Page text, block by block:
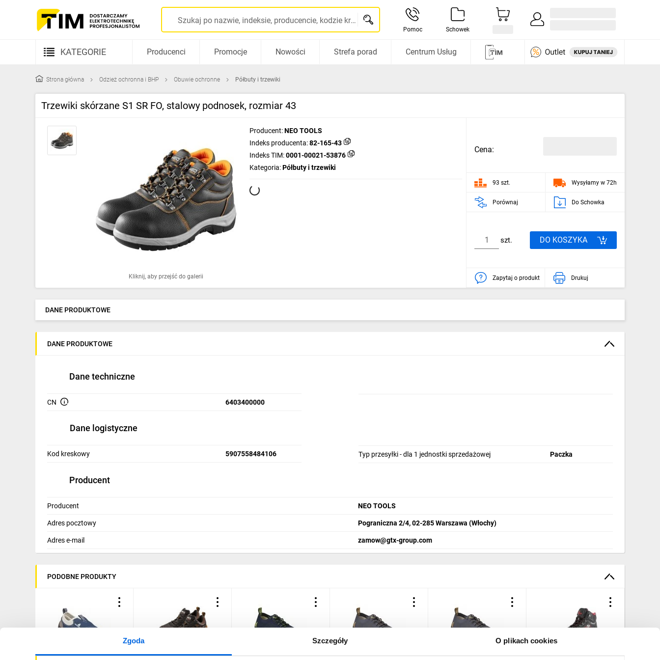
Zgoda Szczegóły O plikach cookies
Szukaj po nazwie, indeksie, producencie, kodzie kreskowym...
Pomoc Schowek
KATEGORIE
Kable i przewody
Elementy prowadzenia kabli
Oprawy oświetleniowe
Ochrona odgromowa
Ogrzewanie
Elektronarzędzia i mierniki
Dom i ogród
Klimatyzacja
Budowa i Remont
Elektronika
Smart home
Producenci Promocje Nowości Strefa porad Centrum Usług
Strona główna Odzież ochronna i BHP Obuwie ochronne Półbuty i trzewiki
Trzewiki skórzane S1 SR FO, stalowy podnosek, rozmiar 43
Kliknij, aby przejść do galerii
Producent:NEO TOOLS
Indeks producenta:82-165-43
Indeks TIM:0001-00021-53876
Kategoria:Półbuty i trzewiki
Cena:
93 szt. Wysyłamy w 72h
Porównaj Do Schowka
szt. DO KOSZYKA
Zapytaj o produkt Drukuj
DANE PRODUKTOWE
DANE PRODUKTOWE
Dane techniczne
CN 6403400000
Dane logistyczne
Kod kreskowy 5907558484106 Typ przesyłki - dla 1 jednostki sprzedażowej Paczka
Producent
Producent NEO TOOLS
Adres pocztowy Pograniczna 2/4, 02-285 Warszawa (Włochy)
Adres e-mail zamow@gtx-group.com
PODOBNE PRODUKTY